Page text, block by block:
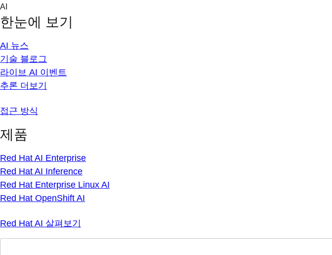
Skip
content
AI
한눈에 보기
AI 뉴스
기술 블로그
라이브 AI 이벤트
추론 더보기
접근 방식
제품
Red Hat AI Enterprise
Red Hat AI Inference
Red Hat Enterprise Linux AI
Red Hat OpenShift AI
Red Hat AI 살펴보기